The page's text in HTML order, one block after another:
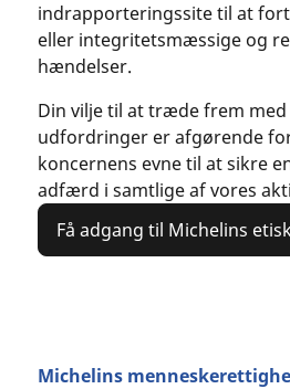
indrapporteringssite til at
eller integritetsmæssige og
hændelser.
Din vilje til at træde frem
udfordringer er afgørende
koncernens evne til at sikre
adfærd i samtlige af vores
Få adgang til Michelins
Michelins